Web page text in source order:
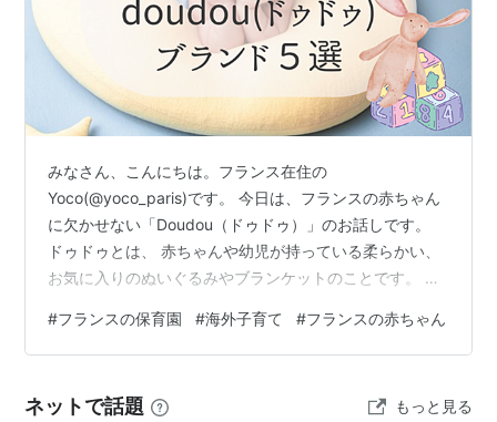
みなさん、こんにちは。フランス在住の
Yoco(@yoco_paris)です。 今日は、フランスの赤ちゃん
に欠かせない「Doudou（ドゥドゥ）」のお話しです。
ドゥドゥとは、 赤ちゃんや幼児が持っている柔らかい、
お気に入りのぬいぐるみやブランケットのことです。 ・
ゥブランド ・出産祝いやお土産にも選びたい ドゥドゥ情
報をまとめました！ 我が家は息子が保育園へ持って行き
したw 散歩している時には、道端で出会ったマダムが
#フランスの保育園 #海外子育て #フランスの赤ちゃん
ネットで話題 もっと見る